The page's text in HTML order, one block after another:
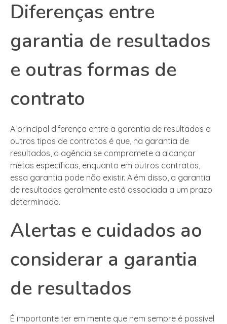
Diferenças entre
garantia de resultados
e outras formas de
contrato
A principal diferença entre a garantia de resultados e
outros tipos de contratos é que, na garantia de
resultados, a agência se compromete a alcançar
metas específicas, enquanto em outros contratos,
essa garantia pode não existir. Além disso, a garantia
de resultados geralmente está associada a um prazo
determinado.
Alertas e cuidados ao
considerar a garantia
de resultados
É importante ter em mente que nem sempre é possível